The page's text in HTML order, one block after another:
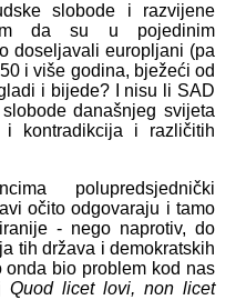
slobode i razvijene
da su u pojedinim
doseljavali europljani (pa
i više godina, bježeći od
i bijede? I nisu li SAD
današnjeg svijeta
kontradikcija i različitih
polupredsjednički
očito odgovaraju i tamo
- nego naprotiv, do
tih država i demokratskih
onda bio problem kod nas
Quod licet lovi, non licet